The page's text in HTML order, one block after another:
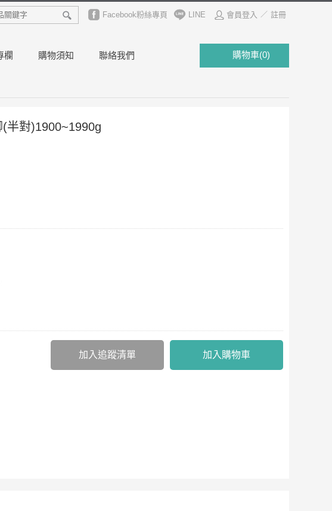
Facebook粉絲專頁 LINE 會員登入 ／ 註冊
斑 日本干貝 烏魚子 草蝦 明蝦
欄 購物須知 聯絡我們 購物車(0)
半對)1900~1990g
加入購物車
加入追蹤清單